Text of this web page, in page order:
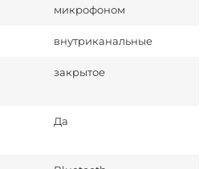
микрофоном
внутриканальные
закрытое
Да